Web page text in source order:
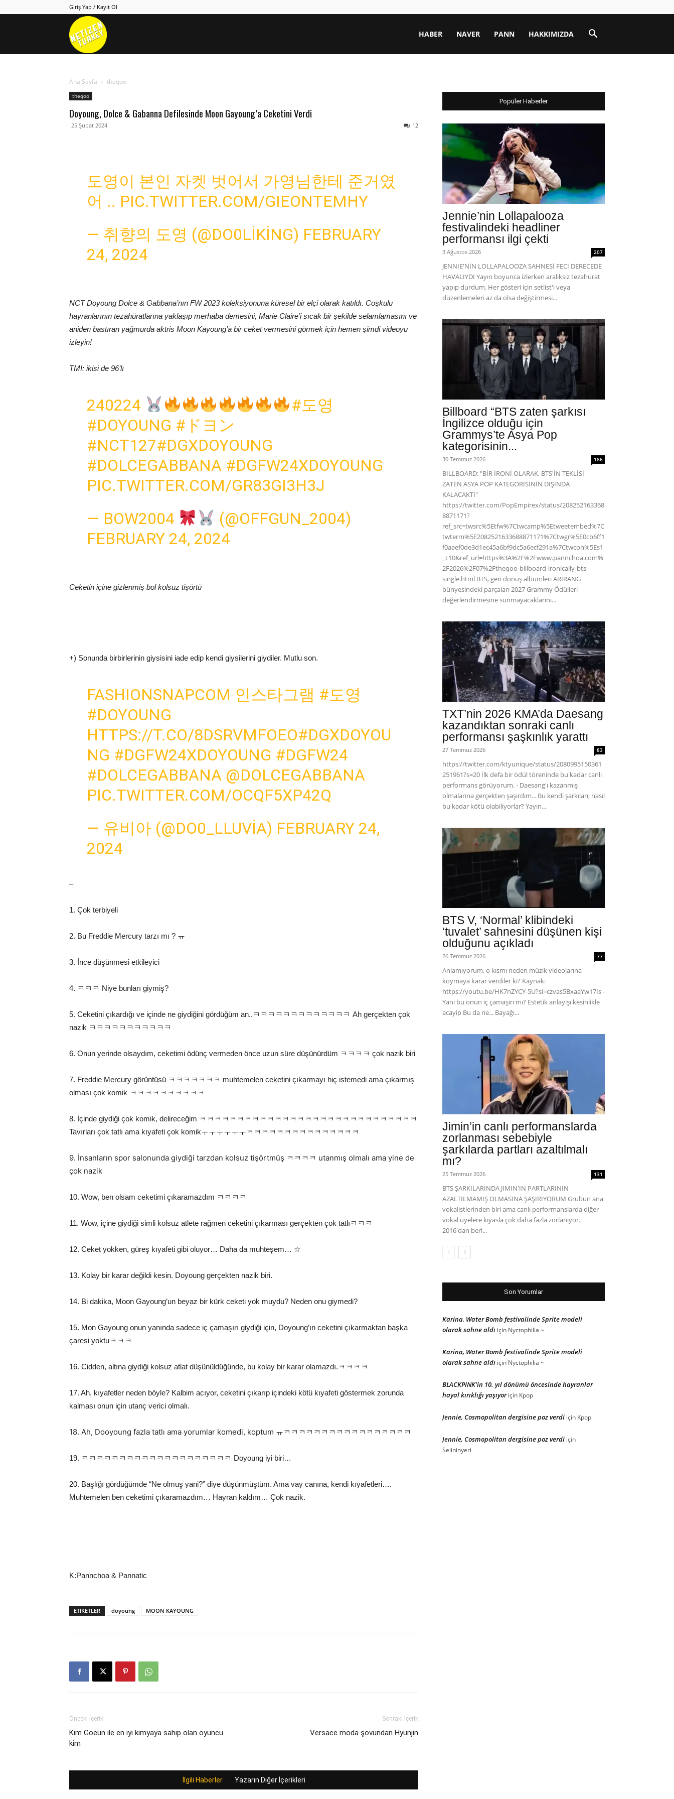
Giriş Yap / Kayıt Ol
Netizen HABER NAVER PANN HAKKIMIZDA
Ana Sayfa theqoo
theqoo
Doyoung, Dolce & Gabanna Defilesinde Moon Gayoung’a Ceketini Verdi
25 Şubat 2024 12
도영이 본인 자켓 벗어서 가영님한테 준거였
어 .. PIC.TWITTER.COM/GIEONTEMHY
— 취향의 도영 (@DO0LIKING) FEBRUARY
24, 2024
NCT Doyoung Dolce & Gabbana’nın FW 2023 koleksiyonuna küresel bir elçi olarak katıldı. Coşkulu
hayranlarının tezahüratlarına yaklaşıp merhaba demesini, Marie Claire’i sıcak bir şekilde selamlamasını ve
aniden bastıran yağmurda aktris Moon Kayoung’a bir ceket vermesini görmek için hemen şimdi videoyu
izleyin!
TMI: ikisi de 96’lı
240224
#도영
#DOYOUNG #ドヨン
#NCT127#DGXDOYOUNG
#DOLCEGABBANA #DGFW24XDOYOUNG
PIC.TWITTER.COM/GR83GI3H3J
— BOW2004
(@OFFGUN_2004)
FEBRUARY 24, 2024
Ceketin içine gizlenmiş bol kolsuz tişörtü
+) Sonunda birbirlerinin giysisini iade edip kendi giysilerini giydiler. Mutlu son.
FASHIONSNAPCOM 인스타그램 #도영
#DOYOUNG
HTTPS://T.CO/8DSRVMFOEO#DGXDOYOU
NG #DGFW24XDOYOUNG #DGFW24
#DOLCEGABBANA @DOLCEGABBANA
PIC.TWITTER.COM/OCQF5XP42Q
— 유비아 (@DO0_LLUVIA) FEBRUARY 24,
2024
–
1. Çok terbiyeli
2. Bu Freddie Mercury tarzı mı ? ㅠ
3. İnce düşünmesi etkileyici
4. ㅋㅋㅋ Niye bunları giymiş?
5. Ceketini çıkardığı ve içinde ne giydiğini gördüğüm an..ㅋㅋㅋㅋㅋㅋㅋㅋㅋㅋㅋㅋㅋ Ah gerçekten çok
nazik ㅋㅋㅋㅋㅋㅋㅋㅋㅋㅋㅋ
6. Onun yerinde olsaydım, ceketimi ödünç vermeden önce uzun süre düşünürdüm ㅋㅋㅋㅋ çok nazik biri
7. Freddie Mercury görüntüsü ㅋㅋㅋㅋㅋㅋㅋ muhtemelen ceketini çıkarmayı hiç istemedi ama çıkarmış
olması çok komik ㅋㅋㅋㅋㅋㅋㅋㅋㅋㅋ
8. İçinde giydiği çok komik, delireceğim ㅋㅋㅋㅋㅋㅋㅋㅋㅋㅋㅋㅋㅋㅋㅋㅋㅋㅋㅋㅋㅋㅋㅋㅋㅋㅋㅋㅋㅋ
Tavırları çok tatlı ama kıyafeti çok komikㅜㅜㅜㅜㅜㅜㅋㅋㅋㅋㅋㅋㅋㅋㅋㅋㅋㅋㅋㅋㅋ
9. İnsanların spor salonunda giydiği tarzdan kolsuz tişörtmüş ㅋㅋㅋㅋ utanmış olmalı ama yine de
çok nazik
10. Wow, ben olsam ceketimi çıkaramazdım ㅋㅋㅋㅋ
11. Wow, içine giydiği simli kolsuz atlete rağmen ceketini çıkarması gerçekten çok tatlıㅋㅋㅋ
12. Ceket yokken, güreş kıyafeti gibi oluyor… Daha da muhteşem… ☆
13. Kolay bir karar değildi kesin. Doyoung gerçekten nazik biri.
14. Bi dakika, Moon Gayoung’un beyaz bir kürk ceketi yok muydu? Neden onu giymedi?
15. Mon Gayoung onun yanında sadece iç çamaşırı giydiği için, Doyoung’ın ceketini çıkarmaktan başka
çaresi yoktuㅋㅋㅋ
16. Cidden, altına giydiği kolsuz atlat düşünüldüğünde, bu kolay bir karar olamazdı.ㅋㅋㅋㅋ
17. Ah, kıyafetler neden böyle? Kalbim acıyor, ceketini çıkarıp içindeki kötü kıyafeti göstermek zorunda
kalması onun için utanç verici olmalı.
18. Ah, Dooyoung fazla tatlı ama yorumlar komedi, koptum ㅠㅋㅋㅋㅋㅋㅋㅋㅋㅋㅋㅋㅋㅋㅋㅋㅋㅋ
19. ㅋㅋㅋㅋㅋㅋㅋㅋㅋㅋㅋㅋㅋㅋㅋㅋㅋㅋㅋㅋ Doyoung iyi biri…
20. Başlığı gördüğümde “Ne olmuş yani?” diye düşünmüştüm. Ama vay canına, kendi kıyafetleri….
Muhtemelen ben ceketimi çıkaramazdım… Hayran kaldım… Çok nazik.
K:Pannchoa & Pannatic
ETIKETLER doyoung MOON KAYOUNG
Önceki İçerik
Kim Goeun ile en iyi kimyaya sahip olan oyuncu
kim
Sonraki İçerik
Versace moda şovundan Hyunjin
İlgili Haberler Yazarın Diğer İçerikleri
Popüler Haberler
Jennie’nin Lollapalooza
festivalindeki headliner
performansı ilgi çekti
3 Ağustos 2026 207
JENNIE'NİN LOLLAPALOOZA SAHNESİ FECİ DERECEDE
HAVALIYDI Yayın boyunca izlerken aralıksız tezahürat
yapıp durdum. Her gösteri için setlist'i veya
düzenlemeleri az da olsa değiştirmesi...
Billboard “BTS zaten şarkısı
İngilizce olduğu için
Grammys’te Asya Pop
kategorisinin...
30 Temmuz 2026 186
BILLBOARD: "BİR İRONİ OLARAK, BTS'İN TEKLİSİ
ZATEN ASYA POP KATEGORİSİNİN DIŞINDA
KALACAKTI"
https://twitter.com/PopEmpirex/status/208252163368
8871171?
ref_src=twsrc%5Etfw%7Ctwcamp%5Etweetembed%7C
twterm%5E2082521633688871171%7Ctwgr%5E0cb6ff1
f0aaef0de3d1ec45a6bf9dc5a6ecf291a%7Ctwcon%5Es1
_c10&ref_url=https%3A%2F%2Fwww.pannchoa.com%
2F2026%2F07%2Ftheqoo-billboard-ironically-bts-
single.html BTS, geri dönüş albümleri ARIRANG
bünyesindeki parçaları 2027 Grammy Ödülleri
değerlendirmesine sunmayacaklarını...
TXT’nin 2026 KMA’da Daesang
kazandıktan sonraki canlı
performansı şaşkınlık yarattı
27 Temmuz 2026 83
https://twitter.com/ktyunique/status/2080995150361
251961?s=20 İlk defa bir ödül töreninde bu kadar canlı
performans görüyorum. - Daesang'ı kazanmış
olmalarına gerçekten şaşırdım... Bu kendi şarkıları, nasıl
bu kadar kötü olabiliyorlar? Yayın...
BTS V, ‘Normal’ klibindeki
‘tuvalet’ sahnesini düşünen kişi
olduğunu açıkladı
26 Temmuz 2026 77
Anlamıyorum, o kısmı neden müzik videolarına
koymaya karar verdiler ki? Kaynak:
https://youtu.be/HK7nZYCY-5U?si=czvas5BxaaYw17Is -
Yani bu onun iç çamaşırı mı? Estetik anlayışı kesinlikle
acayip Bu da ne... Bayağı...
Jimin’in canlı performanslarda
zorlanması sebebiyle
şarkılarda partları azaltılmalı
mı?
25 Temmuz 2026 131
BTS ŞARKILARINDA JIMIN'IN PARTLARININ
AZALTILMAMIŞ OLMASINA ŞAŞIRIYORUM Grubun ana
vokalistlerinden biri ama canlı performanslarda diğer
vokal üyelere kıyasla çok daha fazla zorlanıyor.
2016'dan beri...
Son Yorumlar
Karina, Water Bomb festivalinde Sprite modeli
olarak sahne aldı için Nyctophilia ~
Karina, Water Bomb festivalinde Sprite modeli
olarak sahne aldı için Nyctophilia ~
BLACKPINK’in 10. yıl dönümü öncesinde hayranlar
hayal kırıklığı yaşıyoriçin Kpop
Jennie, Cosmopolitan dergisine poz verdi için Kpop
Jennie, Cosmopolitan dergisine poz verdi için
Selininyeri